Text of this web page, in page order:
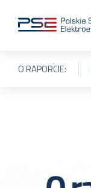
O RAPORCIE: